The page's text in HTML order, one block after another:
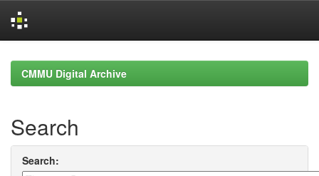
navigationCMMU Digital Archive
Search
Search: